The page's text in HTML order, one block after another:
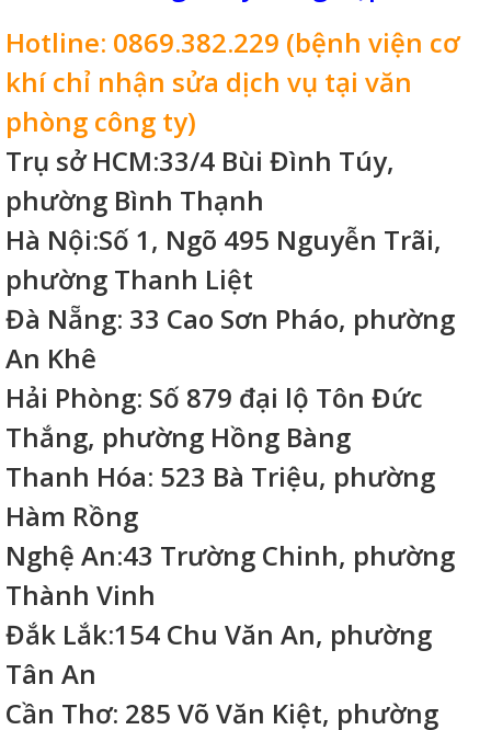
Hotline: 0869.382.229 (bệnh viện cơ
khí chỉ nhận sửa dịch vụ tại văn
phòng công ty)
Trụ sở HCM:33/4 Bùi Đình Túy,
phường Bình Thạnh
Hà Nội:Số 1, Ngõ 495 Nguyễn Trãi,
phường Thanh Liệt
Đà Nẵng: 33 Cao Sơn Pháo, phường
An Khê
Hải Phòng: Số 879 đại lộ Tôn Đức
Thắng, phường Hồng Bàng
Thanh Hóa: 523 Bà Triệu, phường
Hàm Rồng
Nghệ An:43 Trường Chinh, phường
Thành Vinh
Đắk Lắk:154 Chu Văn An, phường
Tân An
Cần Thơ: 285 Võ Văn Kiệt, phường